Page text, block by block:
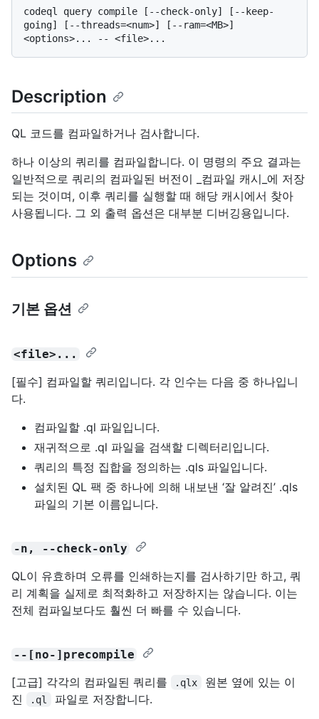
codeql query compile [--check-only] [--keep-
going] [--threads=<num>] [--ram=<MB>]
Description
QL 코드를 컴파일하거나 검사합니다.
하나 이상의 쿼리를 컴파일합니다. 이 명령의 주요 결과는
일반적으로 쿼리의 컴파일된 버전이 _컴파일 캐시_에 저장
되는 것이며, 이후 쿼리를 실행할 때 해당 캐시에서 찾아
사용됩니다. 그 외 출력 옵션은 대부분 디버깅용입니다.
Options
기본 옵션
<file>...
[필수] 컴파일할 쿼리입니다. 각 인수는 다음 중 하나입니
다.
컴파일할 .ql 파일입니다.
재귀적으로 .ql 파일을 검색할 디렉터리입니다.
쿼리의 특정 집합을 정의하는 .qls 파일입니다.
설치된 QL 팩 중 하나에 의해 내보낸 ‘잘 알려진’ .qls
파일의 기본 이름입니다.
-n, --check-only
QL이 유효하며 오류를 인쇄하는지를 검사하기만 하고, 쿼
리 계획을 실제로 최적화하고 저장하지는 않습니다. 이는
전체 컴파일보다도 훨씬 더 빠를 수 있습니다.
--[no-]precompile
[고급] 각각의 컴파일된 쿼리를 .qlx
원본 옆에 있는 이
진
.ql
파일로 저장합니다.